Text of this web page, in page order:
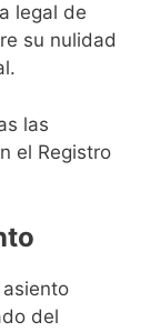
legal de
su nulidad
las
el Registro
del